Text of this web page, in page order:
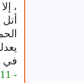
،
في
- 111